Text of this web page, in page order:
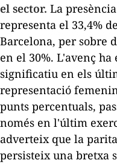
el sector. La
representa el 33,4%
Barcelona, per sobre
en el 30%. L'avenç
significatiu en els
representació
punts percentuals,
només en l'últim
adverteix que la
persisteix una bretxa